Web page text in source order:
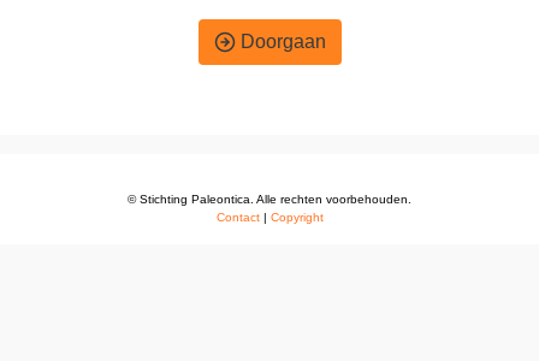
Doorgaan
© Stichting Paleontica. Alle rechten voorbehouden.
Contact| Copyright